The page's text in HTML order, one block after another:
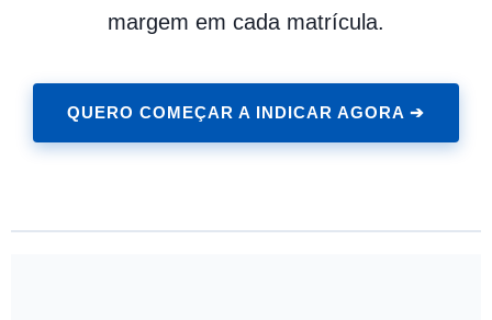
margem em cada matrícula.
QUERO COMEÇAR A INDICAR AGORA ➔